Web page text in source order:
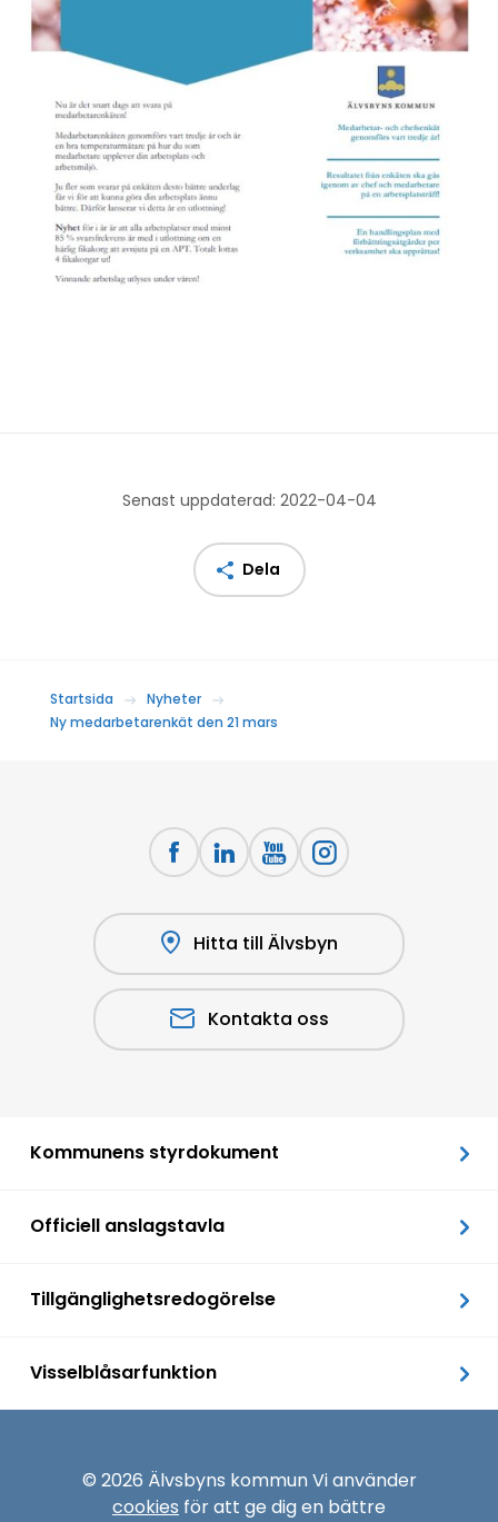
Senast uppdaterad: 2022-04-04
Dela
Startsida
Nyheter
Ny medarbetarenkät den 21 mars
Hitta till Älvsbyn
Kontakta oss
Kommunens styrdokument
Officiell anslagstavla
Tillgänglighetsredogörelse
Visselblåsarfunktion
© 2026 Älvsbyns kommun Vi använder
cookies för att ge dig en bättre